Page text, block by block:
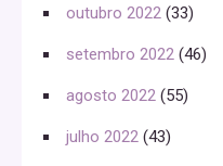
outubro 2022 (33)
setembro 2022 (46)
agosto 2022 (55)
julho 2022 (43)